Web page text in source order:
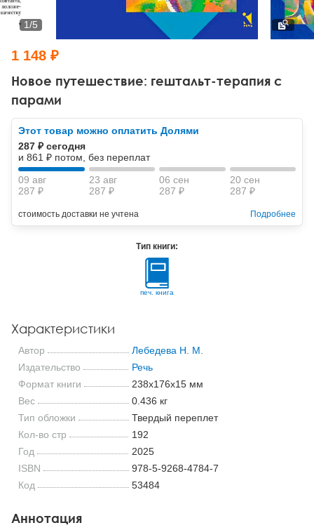
Тревожные расстройства, панические атаки
Психодрама
Другие направления психотерапии
Классический, эриксоновский гипноз и НЛП
НЛП
Психология труда и эргономика
Социальная психология
Социальная и организационная психология
Классический и юнгианский психоанализ
Новое путешествие: гештальт-терапия с
парами
1/5
1 148 ₽
Этот товар можно оплатить Долями
287 ₽ сегодня
и 861 ₽ потом, без переплат
09 авг
287 ₽
23 авг
287 ₽
06 сен
287 ₽
20 сен
287 ₽
стоимость доставки не учтена Подробнее
Тип книги:
печ. книга
Характеристики
Автор
Лебедева Н. М.
Издательство
Речь
Формат книги
238x176x15 мм
Вес
0.436 кг
Тип обложки
Твердый переплет
Кол-во стр
192
Год
2025
ISBN
978-5-9268-4784-7
Код
53484
Аннотация